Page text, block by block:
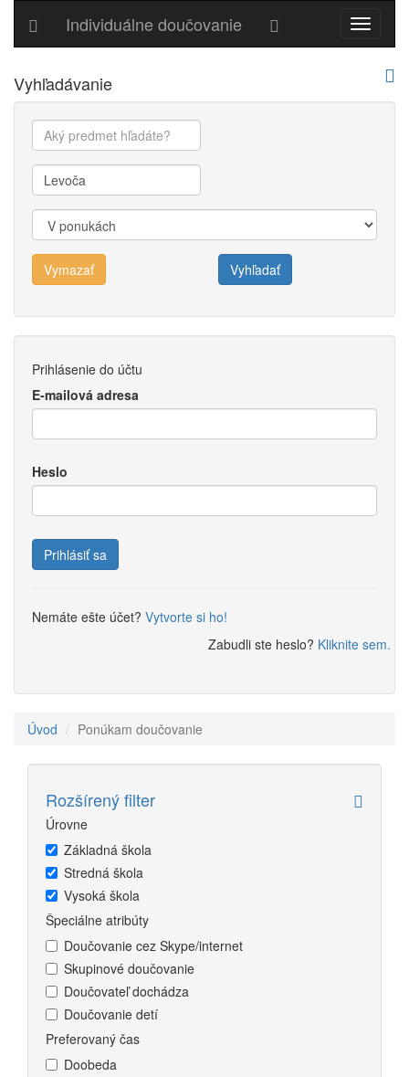
Hlavné
menu
Individuálne doučovanie
Vyhľadávanie
Vymazať Vyhľadať
Prihlásenie do účtu
E-mailová adresa
Heslo
Prihlásiť sa
Nemáte ešte účet? Vytvorte si ho!
Zabudli ste heslo? Kliknite sem.
Úvod Ponúkam doučovanie
Rozšírený filter
Úrovne
Základná škola
Stredná škola
Vysoká škola
Špeciálne atribúty
Doučovanie cez Skype/internet
Skupinové doučovanie
Doučovateľ dochádza
Doučovanie detí
Preferovaný čas
Doobeda